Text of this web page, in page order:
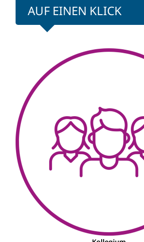
AUF EINEN KLICK